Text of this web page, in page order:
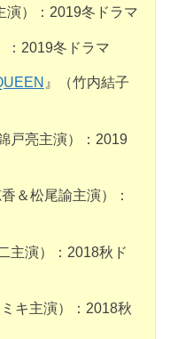
演）：2019冬ドラマ
：2019冬ドラマ
』（竹内結子
戸亮主演）：2019
＆松尾諭主演）：
主演）：2018秋ド
キ主演）：2018秋